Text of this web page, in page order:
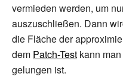
vermieden werden, um
auszuschließen. Dann
die Fläche der
dem Patch-Test kann
gelungen ist.